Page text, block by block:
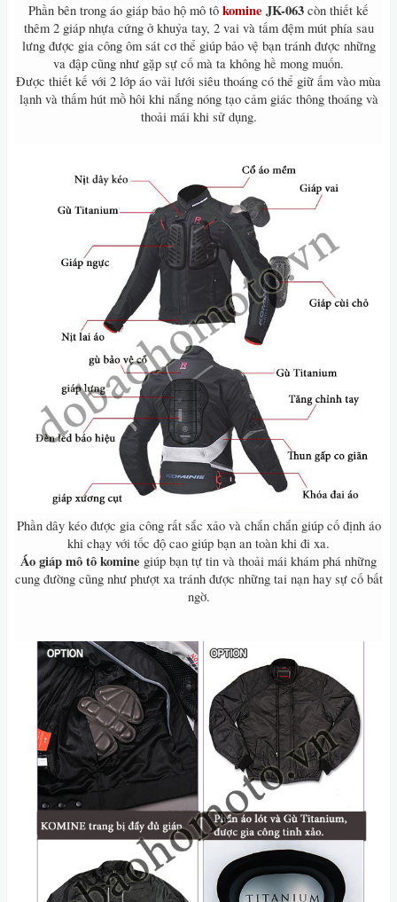
Phần bên trong áo giáp bảo hộ mô tô komine JK-063 còn thiết kế
thêm 2 giáp nhựa cứng ở khuỷa tay, 2 vai và tấm đệm mút phía sau
lưng được gia công ôm sát cơ thể giúp bảo vệ bạn tránh được những
va đập cũng như gặp sự cố mà ta không hề mong muốn.
Được thiết kế với 2 lớp áo vải lưới siêu thoáng có thể giữ ấm vào mùa
lạnh và thấm hút mồ hôi khi nắng nóng tạo cảm giác thông thoáng và
thoải mái khi sử dụng.
Phần dây kéo được gia công rất sắc xảo và chắn chắn giúp cố định áo
khi chạy với tốc độ cao giúp bạn an toàn khi đi xa.
Áo giáp mô tô komine giúp bạn tự tin và thoải mái khám phá những
cung đường cũng như phượt xa tránh được những tai nạn hay sự cố bất
ngờ.